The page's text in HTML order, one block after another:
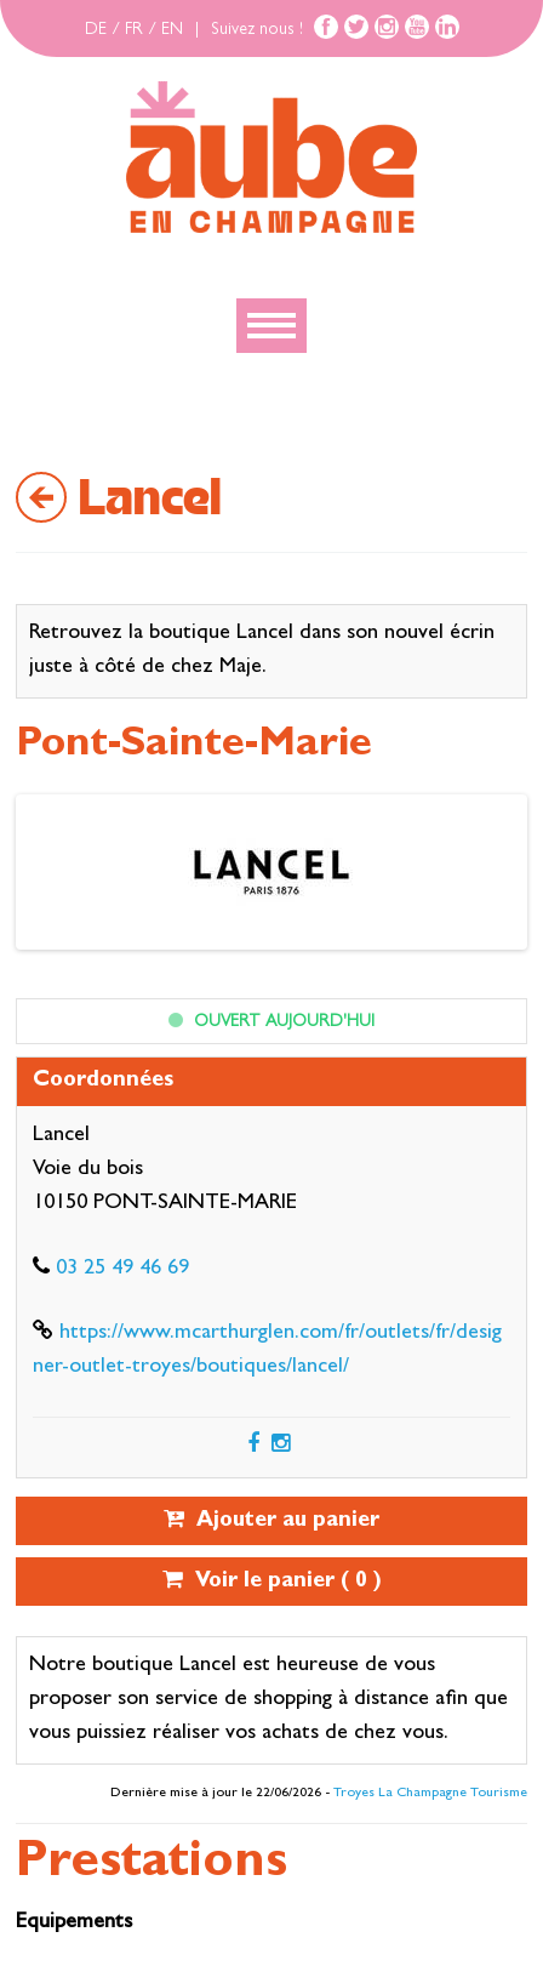
DE / FR / EN Suivez nous !
Bouger
S’inspirer
Lancel
Retrouvez la boutique Lancel dans son nouvel écrin
juste à côté de chez Maje.
Pont-Sainte-Marie
OUVERT AUJOURD'HUI
Coordonnées
Lancel
Voie du bois
10150 PONT-SAINTE-MARIE
03 25 49 46 69
https://www.mcarthurglen.com/fr/outlets/fr/desig
ner-outlet-troyes/boutiques/lancel/
Ajouter au panier
Voir le panier ( 0 )
Notre boutique Lancel est heureuse de vous
proposer son service de shopping à distance afin que
vous puissiez réaliser vos achats de chez vous.
Dernière mise à jour le 22/06/2026 -Troyes La Champagne Tourisme
Prestations
Equipements